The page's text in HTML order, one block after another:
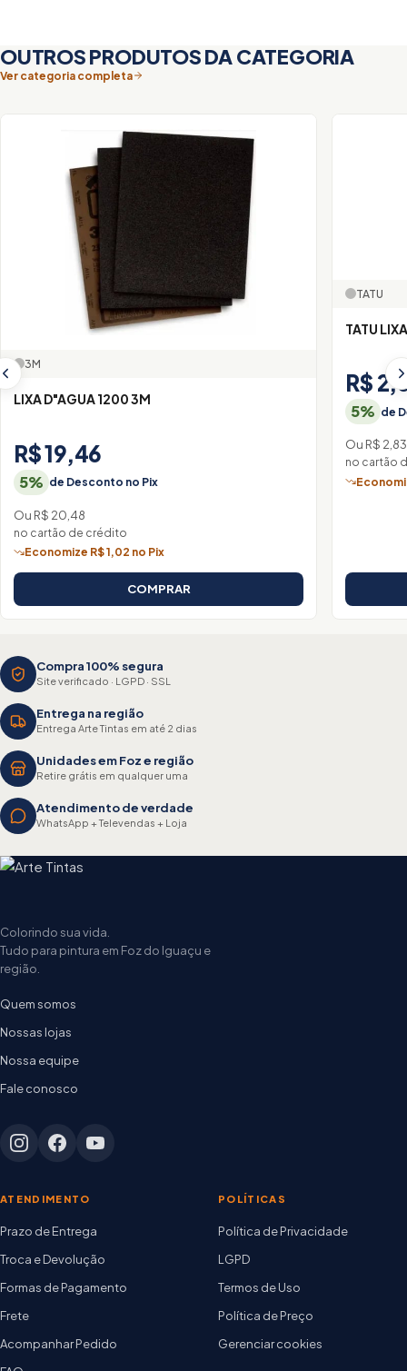
OUTROS PRODUTOS DA CATEGORIA
Ver categoria completa
3M
LIXA D"AGUA 1200 3M
R$ 19,46
5% de Desconto no Pix
Ou R$ 20,48
no cartão de crédito
Economize R$ 1,02 no Pix
COMPRAR
TATU
TATU
R$
5% de
Ou R$ 2,83
no cartão
Compra 100% segura
Site verificado · LGPD · SSL
Entrega na região
Entrega Arte Tintas em até 2 dias
Unidades em Foz e região
Retire grátis em qualquer uma
Atendimento de verdade
WhatsApp + Televendas + Loja
Colorindo sua vida.
Tudo para pintura em Foz do Iguaçu e
região.
Quem somos
Nossas lojas
Nossa equipe
Fale conosco
ATENDIMENTO
Prazo de Entrega
Troca e Devolução
Formas de Pagamento
Frete
Acompanhar Pedido
POLÍTICAS
Política de Privacidade
LGPD
Termos de Uso
Política de Preço
Gerenciar cookies